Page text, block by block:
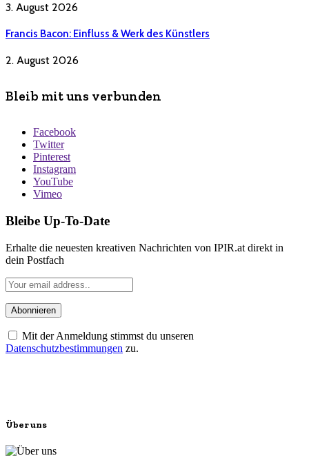
3. August 2026
Francis Bacon: Einfluss & Werk des Künstlers
2. August 2026
Bleib mit uns verbunden
Facebook
Twitter
Pinterest
Instagram
YouTube
Vimeo
Bleibe Up-To-Date
Erhalte die neuesten kreativen Nachrichten von IPIR.at direkt in
dein Postfach
Mit der Anmeldung stimmst du unseren
Datenschutzbestimmungen zu.
Über uns